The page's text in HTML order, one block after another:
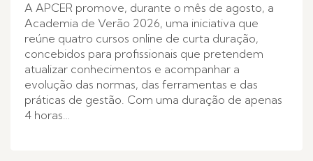
A APCER promove, durante o mês de agosto, a
Academia de Verão 2026, uma iniciativa que
reúne quatro cursos online de curta duração,
concebidos para profissionais que pretendem
atualizar conhecimentos e acompanhar a
evolução das normas, das ferramentas e das
práticas de gestão. Com uma duração de apenas
4 horas…